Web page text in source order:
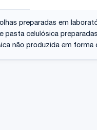
preparadas em
pasta celulósica
não produzida em forma